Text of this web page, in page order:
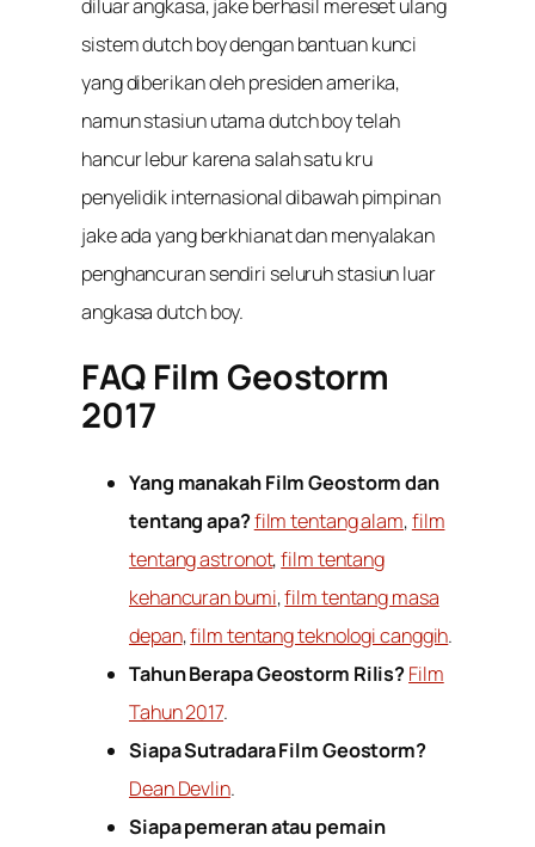
diluar angkasa, jake berhasil mereset ulang
sistem dutch boy dengan bantuan kunci
yang diberikan oleh presiden amerika,
namun stasiun utama dutch boy telah
hancur lebur karena salah satu kru
penyelidik internasional dibawah pimpinan
jake ada yang berkhianat dan menyalakan
penghancuran sendiri seluruh stasiun luar
angkasa dutch boy.
FAQ Film Geostorm
2017
Yang manakah Film Geostorm dan
tentang apa?film tentang alam,film
tentang astronot,film tentang
kehancuran bumi,film tentang masa
depan,film tentang teknologi canggih.
Tahun Berapa Geostorm Rilis?Film
Tahun 2017.
Siapa Sutradara Film Geostorm?
Dean Devlin.
Siapa pemeran atau pemain